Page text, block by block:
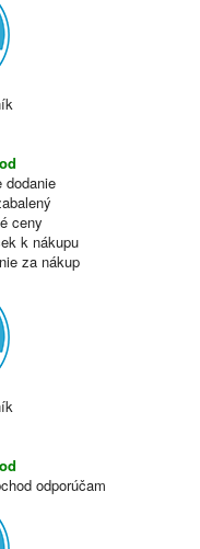
dodanie
ceny
k nákupu
za nákup
odporúčam